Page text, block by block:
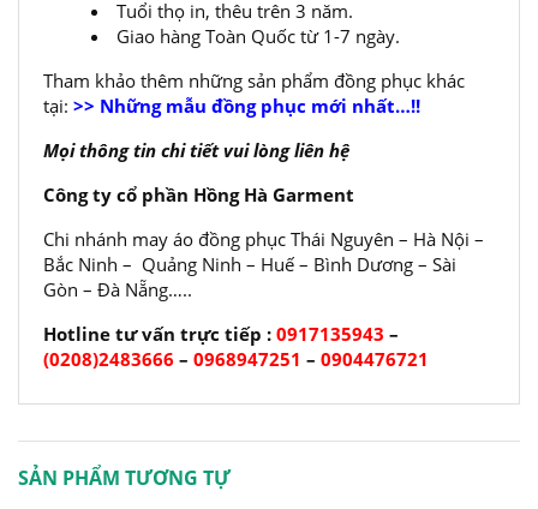
Tuổi thọ in, thêu trên 3 năm.
Giao hàng Toàn Quốc từ 1-7 ngày.
Tham khảo thêm những sản phẩm đồng phục khác
tại: >> Những mẫu đồng phục mới nhất…!!
Mọi thông tin chi tiết vui lòng liên hệ
Công ty cổ phần Hồng Hà Garment
Chi nhánh may áo đồng phục Thái Nguyên – Hà Nội –
Bắc Ninh – Quảng Ninh – Huế – Bình Dương – Sài
Gòn – Đà Nẵng…..
Hotline tư vấn trực tiếp : 0917135943 –
(0208)2483666 – 0968947251 – 0904476721
SẢN PHẨM TƯƠNG TỰ